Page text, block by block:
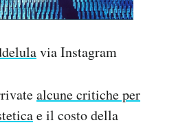
via Instagram
alcune critiche per
e il costo della